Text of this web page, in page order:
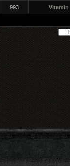
993 Vitamin